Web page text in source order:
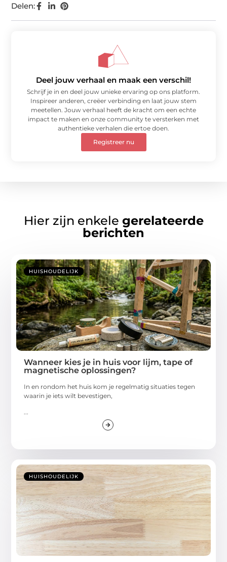
Delen:
Deel jouw verhaal en maak een verschil!
Schrijf je in en deel jouw unieke ervaring op ons platform.
Inspireer anderen, creëer verbinding en laat jouw stem
meetellen. Jouw verhaal heeft de kracht om een echte
impact te maken en onze community te versterken met
authentieke verhalen die ertoe doen.
Registreer nu
Hier zijn enkele gerelateerde
berichten
HUISHOUDELIJK
Wanneer kies je in huis voor lijm, tape of
magnetische oplossingen?
In en rondom het huis kom je regelmatig situaties tegen
waarin je iets wilt bevestigen,
...
HUISHOUDELIJK